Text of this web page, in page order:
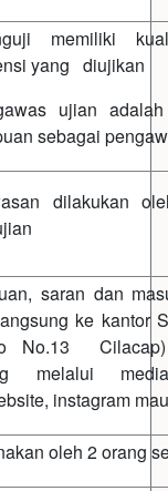
memiliki
yang diujikan
ujian
sebagai
dilakukan
saran dan
ke kantor
No.13
melalui
instagram
oleh 2 orang